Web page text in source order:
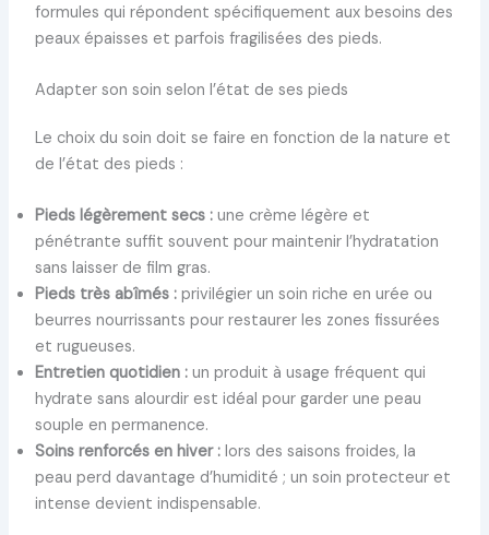
formules qui répondent spécifiquement aux besoins des
peaux épaisses et parfois fragilisées des pieds.
Adapter son soin selon l’état de ses pieds
Le choix du soin doit se faire en fonction de la nature et
de l’état des pieds :
Pieds légèrement secs :une crème légère et
pénétrante suffit souvent pour maintenir l’hydratation
sans laisser de film gras.
Pieds très abîmés :privilégier un soin riche en urée ou
beurres nourrissants pour restaurer les zones fissurées
et rugueuses.
Entretien quotidien :un produit à usage fréquent qui
hydrate sans alourdir est idéal pour garder une peau
souple en permanence.
Soins renforcés en hiver :lors des saisons froides, la
peau perd davantage d’humidité ; un soin protecteur et
intense devient indispensable.